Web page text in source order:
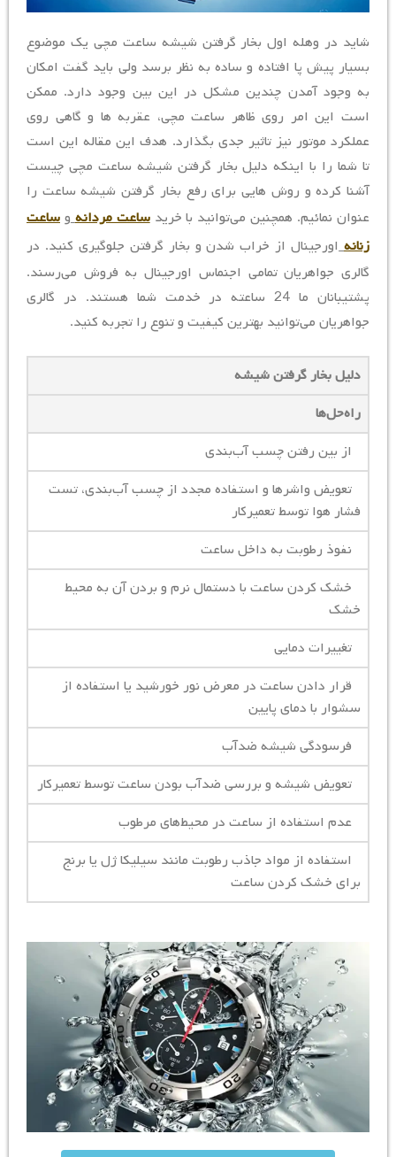
شاید در وهله اول بخار گرفتن شیشه ساعت مچی یک موضوع
بسیار پیش پا افتاده و ساده به نظر برسد ولی باید گفت امکان
به وجود آمدن چندین مشکل در این بین وجود دارد. ممکن
است این امر روی ظاهر ساعت مچی، عقربه ها و گاهی روی
عملکرد موتور نیز تاثیر جدی بگذارد. هدف این مقاله این است
تا شما را با اینکه دلیل بخار گرفتن شیشه ساعت مچی چیست
آشنا کرده و روش هایی برای رفع بخار گرفتن شیشه ساعت را
عنوان نمائیم. همچنین می‌توانید با خریدساعت مردانه و ساعت
زنانه اورجینال از خراب شدن و بخار گرفتن جلوگیری کنید. در
گالری جواهریان تمامی اجنماس اورجینال به فروش می‌رسند.
پشتیبانان ما 24 ساعته در خدمت شما هستند. در گالری
جواهریان می‌توانید بهترین کیفیت و تنوع را تجربه کنید.
دلیل بخار گرفتن شیشه
راه‌حل‌ها
از بین رفتن چسب آب‌بندی
تعویض واشر‌ها و استفاده مجدد از چسب آب‌بندی، تست
فشار هوا توسط تعمیرکار
نفوذ رطوبت به داخل ساعت
خشک کردن ساعت با دستمال نرم و بردن آن به محیط
خشک
تغییرات دمایی
قرار دادن ساعت در معرض نور خورشید یا استفاده از
سشوار با دمای پایین
فرسودگی شیشه ضدآب
تعویض شیشه و بررسی ضدآب بودن ساعت توسط تعمیرکار
عدم استفاده از ساعت در محیط‌های مرطوب
استفاده از مواد جاذب رطوبت مانند سیلیکا ژل یا برنج
برای خشک کردن ساعت
آشنایی با دلایل بخار گرفتن شیشه
ساعت مچی
یکسری دلایل مشخص باعث می شوند که شیشه ساعت مچی بخار
گرفته و حتی موتور آن آسیب ببیند. بیشتر این موارد را خودتان نیز
می توانید به راحتی انجام دهید اما برای اینکه کار اصولی تر و
تخصصی تر صورت گیرد بهتر است توسط تعمیر کاران ماهر و با تجربه
انجام شود. در صورتی که ساعت شما نیز نیاز به تعمیر و سرویس
تخصصی دارد می توانید با شماره تلفن 02122740121 در تماس